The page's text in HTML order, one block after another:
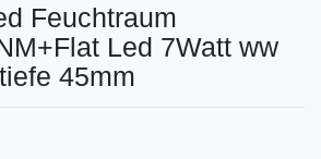
Feuchtraum
Led 7Watt ww
45mm